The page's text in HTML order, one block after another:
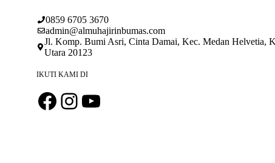
0859 6705 3670
admin@almuhajirinbumas.com
Jl. Komp. Bumi Asri, Cinta Damai, Kec. Medan Helvetia,
Utara 20123
IKUTI KAMI DI
Facebook
Instagram
YouTube